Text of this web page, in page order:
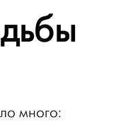
много: